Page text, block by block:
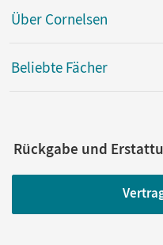
Über Cornelsen
Beliebte Fächer
Rückgabe und